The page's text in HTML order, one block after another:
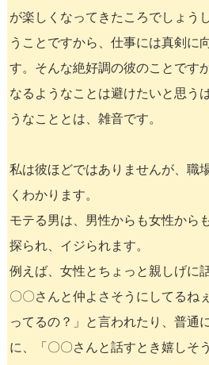
が楽しくなってきたころでしょう
うことですから、仕事には真剣に
す。そんな絶好調の彼のことです
なるようなことは避けたいと思う
うなこととは、雑音です。
私は彼ほどではありませんが、職
くわかります。
モテる男は、男性からも女性から
探られ、イジられます。
例えば、女性とちょっと親しげに
〇〇さんと仲よさそうにしてるね
ってるの？」と言われたり、普通
に、「〇〇さんと話すとき嬉しそ